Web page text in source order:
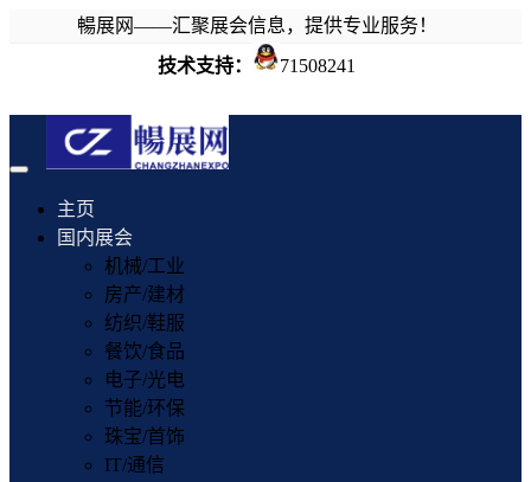
暢展网——汇聚展会信息，提供专业服务！
技术支持：
71508241
Toggle
navigation
主页
国内展会
机械/工业
房产/建材
纺织/鞋服
餐饮/食品
电子/光电
节能/环保
珠宝/首饰
IT/通信